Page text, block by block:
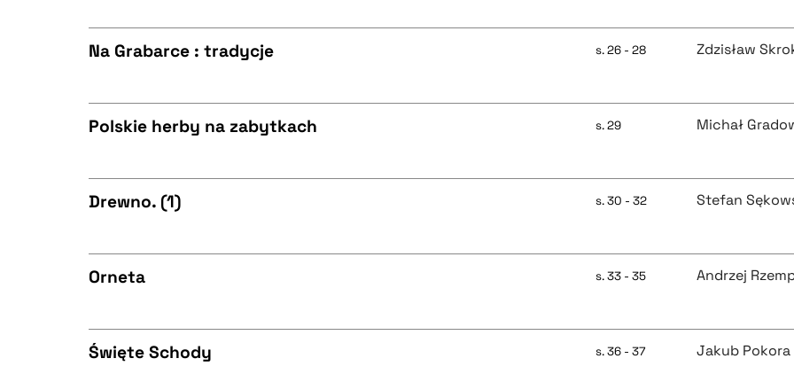
BIBTEX
BIBTEX
Na Grabarce : tradycje s. 26 - 28 Zdzisław
Polskie herby na zabytkach s. 29 Michał
BIBTEX
Drewno. (1) s. 30 - 32 Stefan
Orneta s. 33 - 35 Andrzej
Święte Schody s. 36 - 37 Jakub Pokora